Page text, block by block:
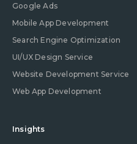
Google Ads
Mobile App Development
Search Engine Optimization
UI/UX Design Service
Website Development Service
Web App Development
Insights